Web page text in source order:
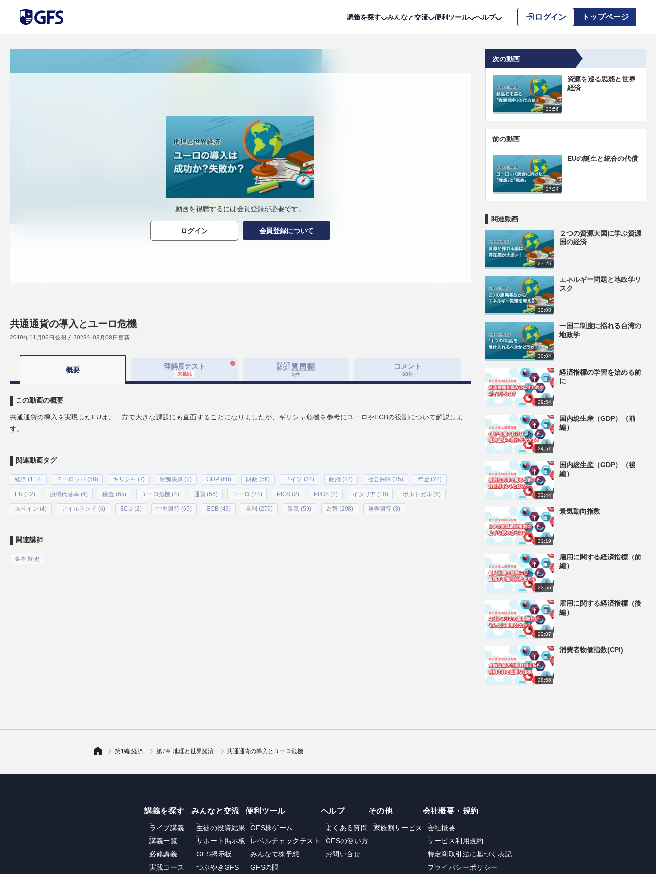
講義を探す みんなと交流 便利ツール ヘルプ ログイン トップページ
動画を視聴するには会員登録が必要です。
ログイン 会員登録について
共通通貨の導入とユーロ危機
2019年11月06日 公開 2023年03月08日更新
概要 理解度テスト
未挑戦 3件
コメント
88件
この動画の概要
共通通貨の導入を実現したEUは、一方で大きな課題にも直面することになりましたが、ギリシャ危機を参考にユーロやECBの役割について解説しま
す。
関連動画タグ
経済 (117) ヨーロッパ (58) ギリシャ (7) 粉飾決算 (7) GDP (68) 財政 (58) ドイツ (24) 政府 (22) 社会保障 (35) 年金 (22)
EU (12) 所得代替率 (4) 税金 (65) ユーロ危機 (4) 通貨 (56) ユーロ (24) PIGS (2) PIIGS (2) イタリア (10) ポルトガル (6)
スペイン (4) アイルランド (6) ECU (2) 中央銀行 (65) ECB (43) 金利 (276) 景気 (59) 為替 (298) 発券銀行 (3)
関連講師
金本 匠史
次の動画
23:56
資源を巡る思惑と世界
経済
前の動画
27:24
EUの誕生と統合の代償
関連動画
27:25
２つの資源大国に学ぶ資源
国の経済
32:08
エネルギー問題と地政学リ
スク
30:04
一国二制度に揺れる台湾の
地政学
29:54
経済指標の学習を始める前
に
24:51
国内総生産（GDP）（前
編）
32:44
国内総生産（GDP）（後
編）
31:19
景気動向指数
23:55
雇用に関する経済指標（前
編）
22:07
雇用に関する経済指標（後
編）
28:56
消費者物価指数(CPI)
第1編 経済 第7章 地理と世界経済 共通通貨の導入とユーロ危機
講義を探す
ライブ講義
講義一覧
必修講義
実践コース
みんなと交流
生徒の投資結果
サポート掲示板
GFS掲示板
つぶやきGFS
便利ツール
GFS株ゲーム
レベルチェックテスト
みんなで株予想
GFSの眼
ヘルプ
よくある質問
GFSの使い方
お問い合せ
その他
家族割サービス
会社概要・規約
会社概要
サービス利用規約
特定商取引法に基づく表記
プライバシーポリシー